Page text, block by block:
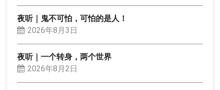
夜听｜鬼不可怕，可怕的是人！
2026年8月3日
夜听｜一个转身，两个世界
2026年8月2日